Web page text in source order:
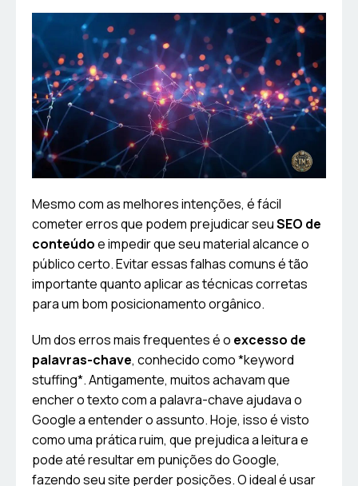
Mesmo com as melhores intenções, é fácil
cometer erros que podem prejudicar seuSEO de
conteúdoe impedir que seu material alcance o
público certo. Evitar essas falhas comuns é tão
importante quanto aplicar as técnicas corretas
para um bom posicionamento orgânico.
Um dos erros mais frequentes é o excesso de
palavras-chave, conhecido como *keyword
stuffing*. Antigamente, muitos achavam que
encher o texto com a palavra-chave ajudava o
Google a entender o assunto. Hoje, isso é visto
como uma prática ruim, que prejudica a leitura e
pode até resultar em punições do Google,
fazendo seu site perder posições. O ideal é usar